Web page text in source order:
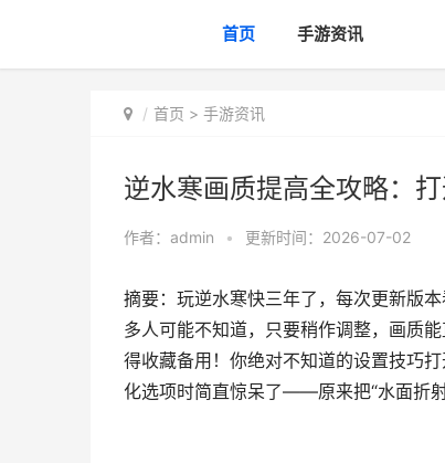
首页 手游资讯
首页 > 手游资讯
逆水寒画质提高全攻略：
作者： admin • 更新时间：2026-07-02
摘要：玩逆水寒快三年了，每次更新版
多人可能不知道，只要稍作调整，画质
得收藏备用！你绝对不知道的设置技巧
化选项时简直惊呆了——原来把“水面折